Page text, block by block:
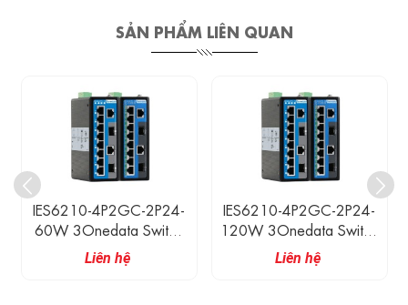
SẢN PHẨM LIÊN QUAN
IES6210-4P2GC-2P24-
120W 3Onedata Switch
Công Nghiệp 2 Cổng
Combo Gigabit, 4 Cổng
Liên hệ
IES6210-4P2GC-2P48-
120W 3Onedata Switch
Công Nghiệp 2 Cổng
Combo Gigabit, 4 Cổng
Liên hệ